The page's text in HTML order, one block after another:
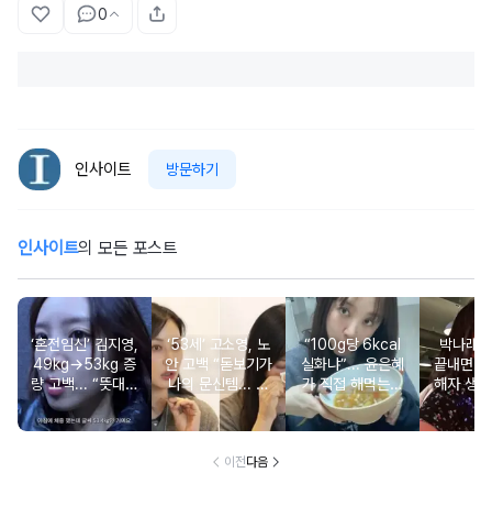
0
인사이트 방문하기
인사이트의 모든 포스트
‘혼전임신’ 김지영,
49kg→53kg 증
량 고백... “뜻대로
안돼”
‘53세’ 고소영, 노
안 고백 “돋보기가
나의 문신템... 받
아들이기로 했다”
“100g당 6kcal
실화냐”... 윤은혜
가 직접 해먹는다
는 ‘저칼로리 건강
밥’ 레시피, 난리
박나래
끝내면
해자 생
이전다음